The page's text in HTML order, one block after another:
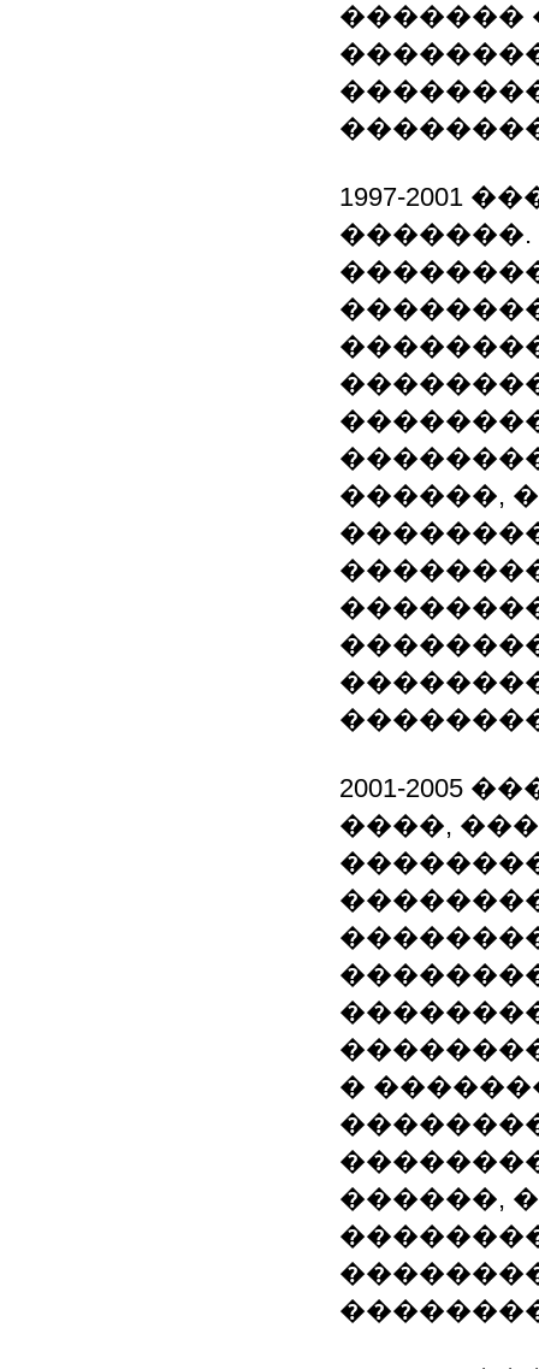
�������
1997-2001
�������.
������,
2001-
����,
�
������,